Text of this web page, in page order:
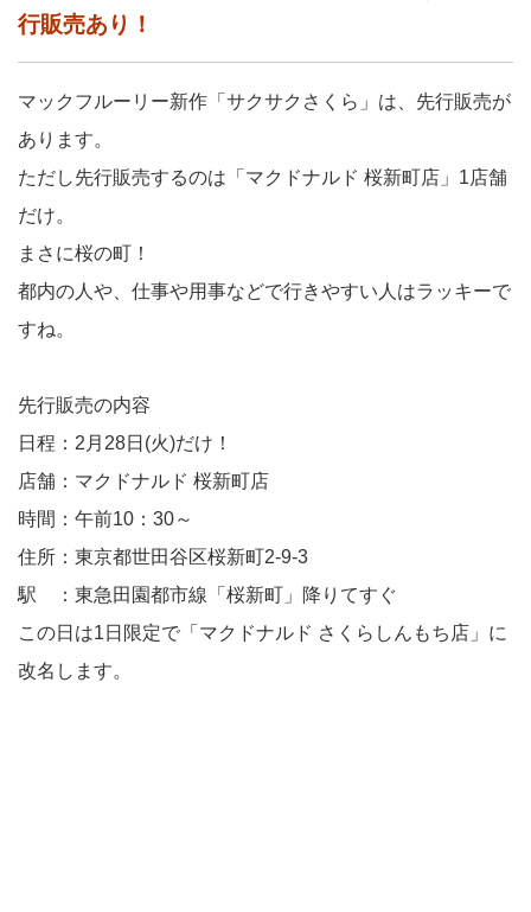
行販売あり！
マックフルーリー新作「サクサクさくら」は、先行販売が
あります。
ただし先行販売するのは「マクドナルド 桜新町店」1店舗
だけ。
まさに桜の町！
都内の人や、仕事や用事などで行きやすい人はラッキーで
すね。
先行販売の内容
日程：2月28日(火)だけ！
店舗：マクドナルド 桜新町店
時間：午前10：30～
住所：東京都世田谷区桜新町2-9-3
駅 ：東急田園都市線「桜新町」降りてすぐ
この日は1日限定で「マクドナルド さくらしんもち店」に
改名します。